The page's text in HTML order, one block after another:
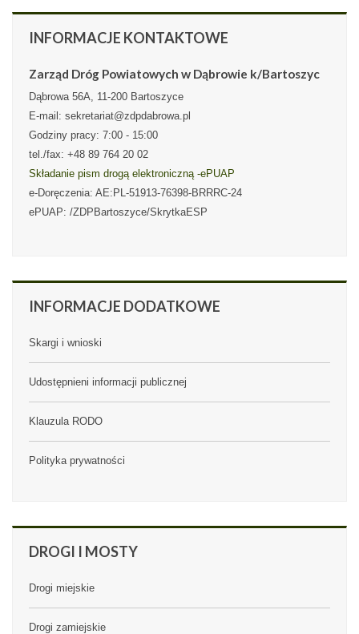
INFORMACJE KONTAKTOWE
Zarząd Dróg Powiatowych w Dąbrowie k/Bartoszyc
Dąbrowa 56A, 11-200 Bartoszyce
E-mail: sekretariat@zdpdabrowa.pl
Godziny pracy: 7:00 - 15:00
tel./fax: +48 89 764 20 02
Składanie pism drogą elektroniczną -ePUAP
e-Doręczenia: AE:PL-51913-76398-BRRRC-24
ePUAP: /ZDPBartoszyce/SkrytkaESP
INFORMACJE DODATKOWE
Skargi i wnioski
Udostępnieni informacji publicznej
Klauzula RODO
Polityka prywatności
DROGI I MOSTY
Drogi miejskie
Drogi zamiejskie